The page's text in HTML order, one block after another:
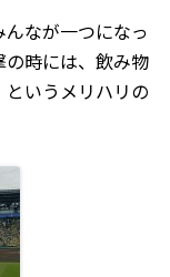
なが一つになっ
時には、飲み物
いうメリハリの